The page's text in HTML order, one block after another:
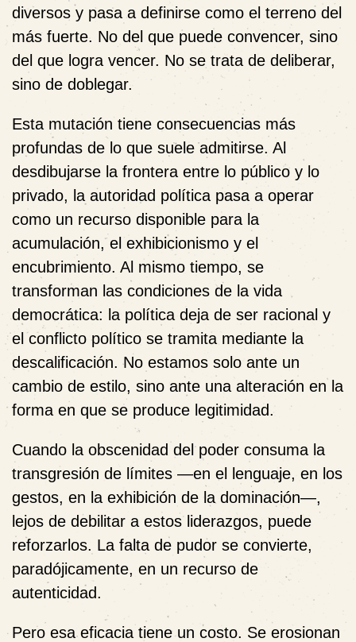
diversos y pasa a definirse como el terreno del
más fuerte. No del que puede convencer, sino
del que logra vencer. No se trata de deliberar,
sino de doblegar.
Esta mutación tiene consecuencias más
profundas de lo que suele admitirse. Al
desdibujarse la frontera entre lo público y lo
privado, la autoridad política pasa a operar
como un recurso disponible para la
acumulación, el exhibicionismo y el
encubrimiento. Al mismo tiempo, se
transforman las condiciones de la vida
democrática: la política deja de ser racional y
el conflicto político se tramita mediante la
descalificación. No estamos solo ante un
cambio de estilo, sino ante una alteración en la
forma en que se produce legitimidad.
Cuando la obscenidad del poder consuma la
transgresión de límites —en el lenguaje, en los
gestos, en la exhibición de la dominación—,
lejos de debilitar a estos liderazgos, puede
reforzarlos. La falta de pudor se convierte,
paradójicamente, en un recurso de
autenticidad.
Pero esa eficacia tiene un costo. Se erosionan